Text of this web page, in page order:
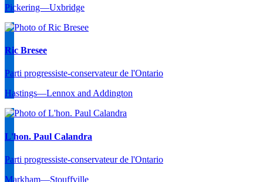
Pickering—Uxbridge
Ric Bresee
Parti progressiste-conservateur de l'Ontario
Hastings—Lennox and Addington
L'hon. Paul Calandra
Parti progressiste-conservateur de l'Ontario
Markham—Stouffville